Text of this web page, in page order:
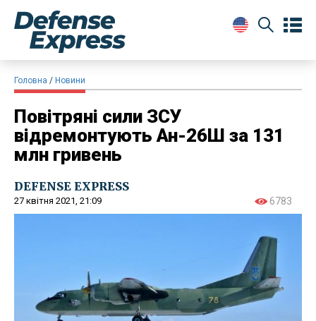
Головна Новини
Повітряні сили ЗСУ
відремонтують Ан-26Ш за 131
млн гривень
DEFENSE EXPRESS
27 квітня 2021, 21:09 6783